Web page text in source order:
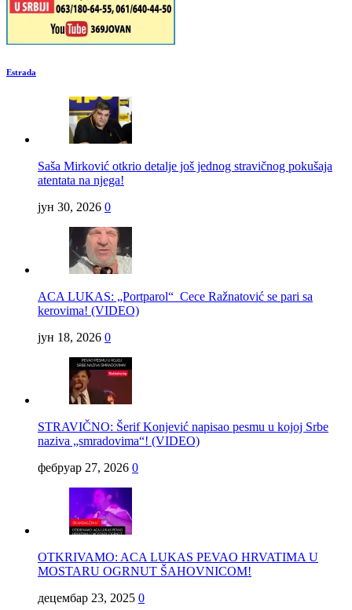
Estrada
Saša Mirković otkrio detalje još jednog stravičnog pokušaja
atentata na njega!
јун 30, 2026 0
ACA LUKAS: „Portparol“ Cece Ražnatović se pari sa
kerovima! (VIDEO)
јун 18, 2026 0
STRAVIČNO: Šerif Konjević napisao pesmu u kojoj Srbe
naziva „smradovima“! (VIDEO)
фебруар 27, 2026 0
OTKRIVAMO: ACA LUKAS PEVAO HRVATIMA U
MOSTARU OGRNUT ŠAHOVNICOM!
децембар 23, 2025 0